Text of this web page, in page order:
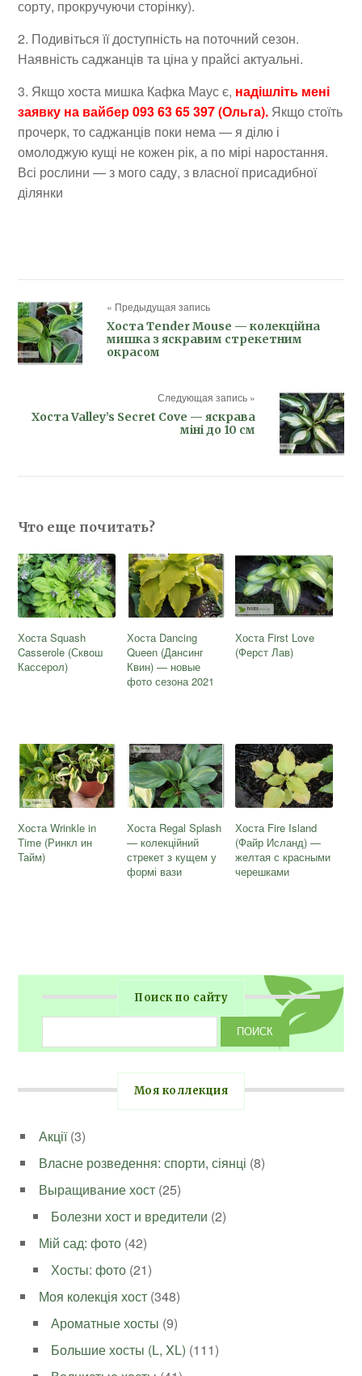
сорту, прокручуючи сторінку).
2. Подивіться її доступність на поточний сезон.
Наявність саджанців та ціна у прайсі актуальні.
3. Якщо хоста мишка Кафка Маус є, надішліть мені
заявку на вайбер 093 63 65 397 (Ольга). Якщо стоїть
прочерк, то саджанців поки нема — я ділю і
омолоджую кущі не кожен рік, а по мірі наростання.
Всі рослини — з мого саду, з власної присадибної
ділянки
« Предыдущая запись
Хоста Tender Mouse — колекційна
мишка з яскравим стрекетним
окрасом
Следующая запись »
Хоста Valley’s Secret Cove — яскрава
міні до 10 см
Что еще почитать?
Хоста Squash
Casserole (Сквош
Кассерол)
Хоста Dancing
Queen (Дансинг
Квин) — новые
фото сезона 2021
Хоста First Love
(Ферст Лав)
Хоста Wrinkle in
Time (Ринкл ин
Тайм)
Хоста Regal Splash
— колекційний
стрекет з кущем у
формі вази
Хоста Fire Island
(Файр Исланд) —
желтая с красными
черешками
Поиск по сайту
Моя коллекция
Акції(3)
Власне розведення: спорти, сіянці (8)
Выращивание хост (25)
Болезни хост и вредители (2)
Мій сад: фото (42)
Хосты: фото (21)
Моя колекція хост (348)
Ароматные хосты (9)
Большие хосты (L, XL) (111)